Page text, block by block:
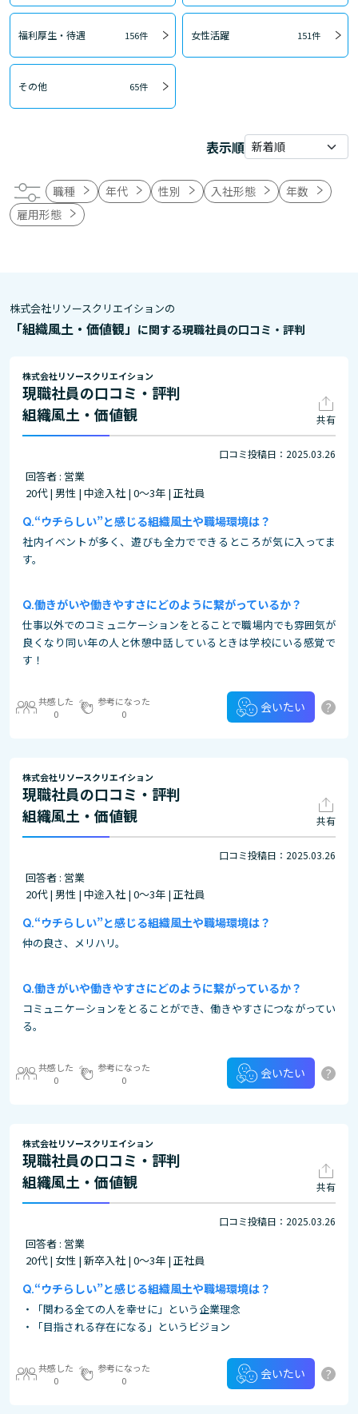
福利厚生・待遇 156件 女性活躍 151件
その他 65件
表示順
職種 年代 性別 入社形態
年数
雇用形態
株式会社リソースクリエイションの
「組織風土・価値観」 に関する現職社員の口コミ・評判
株式会社リソースクリエイション
現職社員の口コミ・評判
組織風土・価値観
共有
口コミ投稿日：2025.03.26
回答者 : 営業
20代 | 男性 | 中途入社 | 0～3年 | 正社員
“ウチらしい”と感じる組織風土や職場環境は？
社内イベントが多く、遊びも全力でできるところが気に入ってま
す。
働きがいや働きやすさにどのように繋がっているか？
仕事以外でのコミュニケーションをとることで職場内でも雰囲気が
良くなり同い年の人と休憩中話しているときは学校にいる感覚で
す！
共感した
0
参考になった
0
会いたい ?
株式会社リソースクリエイション
現職社員の口コミ・評判
組織風土・価値観
共有
口コミ投稿日：2025.03.26
回答者 : 営業
20代 | 男性 | 中途入社 | 0～3年 | 正社員
“ウチらしい”と感じる組織風土や職場環境は？
仲の良さ、メリハリ。
働きがいや働きやすさにどのように繋がっているか？
コミュニケーションをとることができ、働きやすさにつながってい
る。
共感した
0
参考になった
0
会いたい ?
株式会社リソースクリエイション
現職社員の口コミ・評判
組織風土・価値観
共有
口コミ投稿日：2025.03.26
回答者 : 営業
20代 | 女性 | 新卒入社 | 0～3年 | 正社員
“ウチらしい”と感じる組織風土や職場環境は？
・「関わる全ての人を幸せに」という企業理念
・「目指される存在になる」というビジョン
共感した
0
参考になった
0
会いたい ?